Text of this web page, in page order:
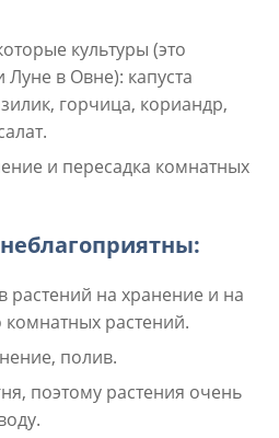
культуры (это
в Овне): капуста
горчица, кориандр,
и пересадка комнатных
растений на хранение и на
растений.
полив.
поэтому растения очень